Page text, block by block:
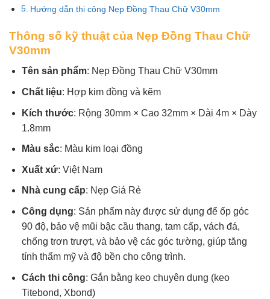
Hướng dẫn thi công Nẹp Đồng Thau Chữ V30mm
Thông số kỹ thuật của Nẹp Đồng Thau Chữ
V30mm
Tên sản phẩm: Nẹp Đồng Thau Chữ V30mm
Chất liệu: Hợp kim đồng và kẽm
Kích thước: Rộng 30mm × Cao 32mm × Dài 4m × Dày
1.8mm
Màu sắc: Màu kim loại đồng
Xuất xứ: Việt Nam
Nhà cung cấp: Nẹp Giá Rẻ
Công dụng: Sản phẩm này được sử dụng để ốp góc
90 độ, bảo vệ mũi bậc cầu thang, tam cấp, vách đá,
chống trơn trượt, và bảo vệ các góc tường, giúp tăng
tính thẩm mỹ và độ bền cho công trình.
Cách thi công: Gắn bằng keo chuyên dụng (keo
Titebond, Xbond)